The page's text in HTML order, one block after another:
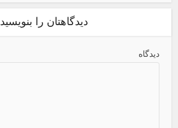
دیدگاهتان را بنویسید
دیدگاه